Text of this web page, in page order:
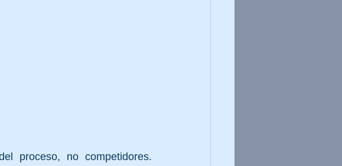
proceso, no competidores.